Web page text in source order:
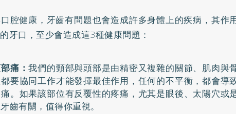
腔健康，牙齒有問題也會造成許多身體上的疾病，其作
牙口，至少會造成這3種健康問題：
痛：我們的頸部與頭部是由精密又複雜的關節、肌肉與
要協同工作才能發揮最佳作用，任何的不平衡，都會導
。如果該部位有反覆性的疼痛，尤其是眼後、太陽穴或
齒有關，值得你重視。